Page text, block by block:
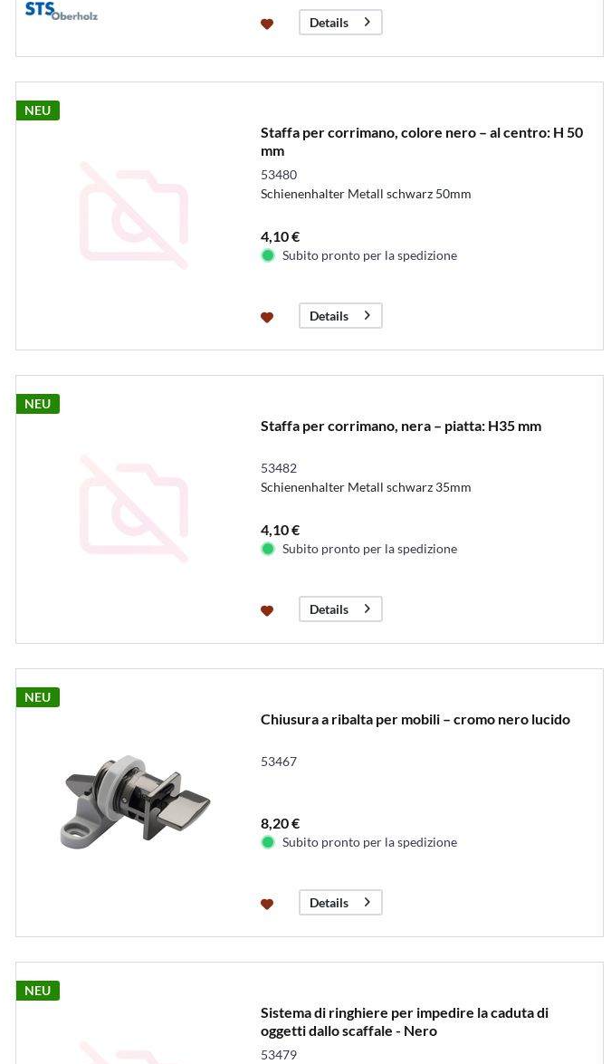
Details
NEU
Staffa per corrimano, colore nero – al centro: H 50
mm
53480
Schienenhalter Metall schwarz 50mm
4,10 €
Subito pronto per la spedizione
Details
NEU
Staffa per corrimano, nera – piatta: H35 mm
53482
Schienenhalter Metall schwarz 35mm
4,10 €
Subito pronto per la spedizione
Details
NEU
Chiusura a ribalta per mobili – cromo nero lucido
53467
8,20 €
Subito pronto per la spedizione
Details
NEU
Sistema di ringhiere per impedire la caduta di
oggetti dallo scaffale - Nero
53479